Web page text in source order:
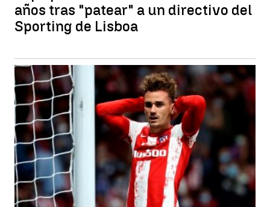
años tras "patear" a un directivo del
Sporting de Lisboa